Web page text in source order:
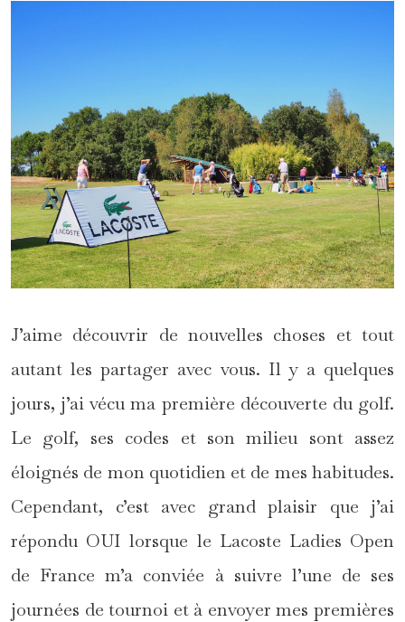
J’aime découvrir de nouvelles choses et tout
autant les partager avec vous. Il y a quelques
jours, j’ai vécu ma première découverte du golf.
Le golf, ses codes et son milieu sont assez
éloignés de mon quotidien et de mes habitudes.
Cependant, c’est avec grand plaisir que j’ai
répondu OUI lorsque le Lacoste Ladies Open
de France m’a conviée à suivre l’une de ses
journées de tournoi et à envoyer mes premières